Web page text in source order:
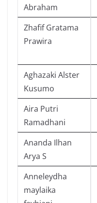
Abraham
Zhafif Gratama
Prawira
Aghazaki Alster
Kusumo
Aira Putri
Ramadhani
Ananda Ilhan
Arya S
Anneleydha
maylaika